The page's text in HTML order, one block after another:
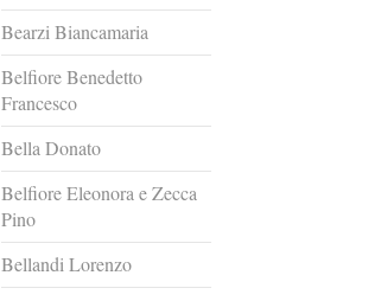
Bearzi Biancamaria
Belfiore Benedetto
Francesco
Bella Donato
Belfiore Eleonora e Zecca
Pino
Bellandi Lorenzo